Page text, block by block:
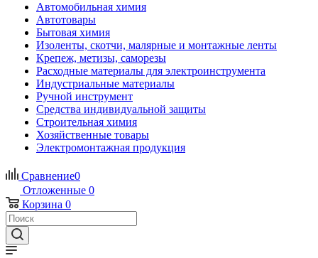
Автомобильная химия
Автотовары
Бытовая химия
Изоленты, скотчи, малярные и монтажные ленты
Крепеж, метизы, саморезы
Расходные материалы для электроинструмента
Индустриальные материалы
Ручной инструмент
Средства индивидуальной защиты
Строительная химия
Хозяйственные товары
Электромонтажная продукция
Сравнение0
Отложенные 0
Корзина 0